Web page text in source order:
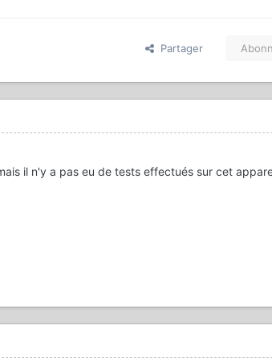
Partager
il n'y a pas eu de tests effectués sur cet